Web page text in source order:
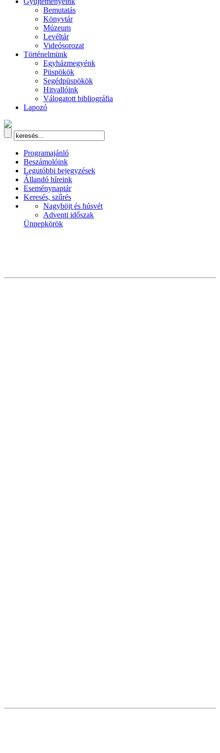
Bemutatás
Könyvtár
Múzeum
Levéltár
Videósorozat
Történelmünk
Egyházmegyénk
Püspökök
Segédpüspökök
Hitvallóink
Válogatott bibliográfia
Lapozó
Programajánló
Beszámolóink
Legutóbbi bejegyzések
Állandó híreink
Eseménynaptár
Keresés, szűrés
Nagyböjt és húsvét
Adventi időszak
Ünnepkörök